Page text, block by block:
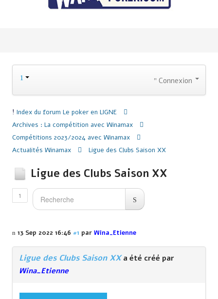
Connexion
Index du forum Le poker en LIGNE
Archives : La compétition avec Winamax
Compétitions 2023/2024 avec Winamax
Actualités Winamax
Ligue des Clubs Saison XX
Ligue des Clubs Saison XX
1
13 Sep 2022 16:46 #1 par Wina_Etienne
Ligue des Clubs Saison XXa été créé par
Wina_Etienne